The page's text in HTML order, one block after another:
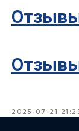
2025-07-21